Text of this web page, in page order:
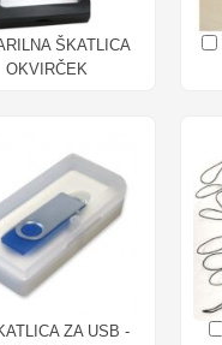
ŠKATLICA
OKVIRČEK
ZA USB -